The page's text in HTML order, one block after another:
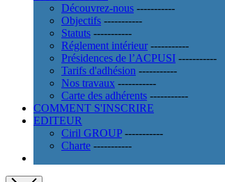
Découvrez-nous -----------
Objectifs -----------
Statuts -----------
Réglement intérieur -----------
Présidences de l’ACPUSI -----------
Tarifs d'adhésion -----------
Nos travaux -----------
Carte des adhérents -----------
COMMENT S'INSCRIRE
EDITEUR
Ciril GROUP -----------
Charte -----------